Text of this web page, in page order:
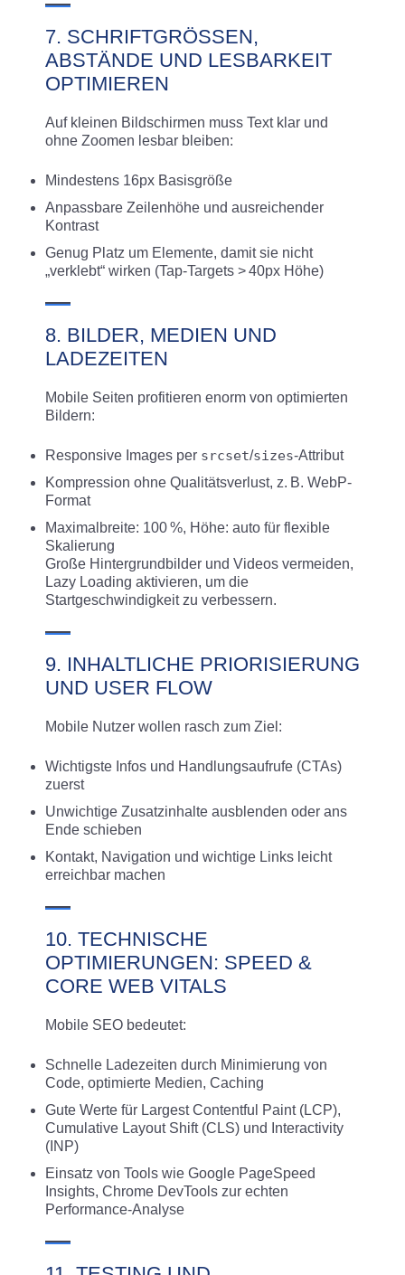
7. SCHRIFTGRÖSSEN, A
BSTÄNDE UND LESBARKEIT O
PTIMIEREN
Auf kleinen Bildschirmen muss Text klar und
ohne Zoomen lesbar bleiben:
Mindestens 16px Basisgröße
Anpassbare Zeilenhöhe und ausreichender
Kontrast
Genug Platz um Elemente, damit sie nicht
„verklebt“ wirken (Tap-Targets > 40px Höhe)
8. BILDER, MEDIEN UND
LADEZEITEN
Mobile Seiten profitieren enorm von optimierten
Bildern:
Responsive Images per srcset/sizes-Attribut
Kompression ohne Qualitätsverlust, z. B. WebP-
Format
Maximalbreite: 100 %, Höhe: auto für flexible
Skalierung
Große Hintergrundbilder und Videos vermeiden,
Lazy Loading aktivieren, um die
Startgeschwindigkeit zu verbessern.
9. INHALTLICHE PRIORISIERUNG
UND USER FLOW
Mobile Nutzer wollen rasch zum Ziel:
Wichtigste Infos und Handlungsaufrufe (CTAs)
zuerst
Unwichtige Zusatzinhalte ausblenden oder ans
Ende schieben
Kontakt, Navigation und wichtige Links leicht
erreichbar machen
10. TECHNISCHE
OPTIMIERUNGEN: SPEED &
CORE WEB VITALS
Mobile SEO bedeutet:
Schnelle Ladezeiten durch Minimierung von
Code, optimierte Medien, Caching
Gute Werte für Largest Contentful Paint (LCP),
Cumulative Layout Shift (CLS) und Interactivity
(INP)
Einsatz von Tools wie Google PageSpeed
Insights, Chrome DevTools zur echten
Performance-Analyse